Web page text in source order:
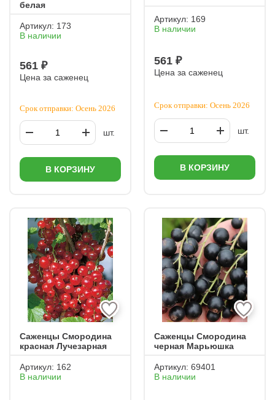
белая
Артикул: 173
В наличии
561 ₽
Цена за саженец
Срок отправки: Осень 2026
шт.
В КОРЗИНУ
Артикул: 169
В наличии
561 ₽
Цена за саженец
Срок отправки: Осень 2026
шт.
В КОРЗИНУ
Саженцы Смородина
красная Лучезарная
Артикул: 162
В наличии
Саженцы Смородина
черная Марьюшка
Артикул: 69401
В наличии